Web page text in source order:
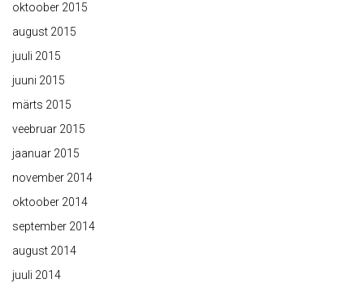
oktoober 2015
august 2015
juuli 2015
juuni 2015
märts 2015
veebruar 2015
jaanuar 2015
november 2014
oktoober 2014
september 2014
august 2014
juuli 2014